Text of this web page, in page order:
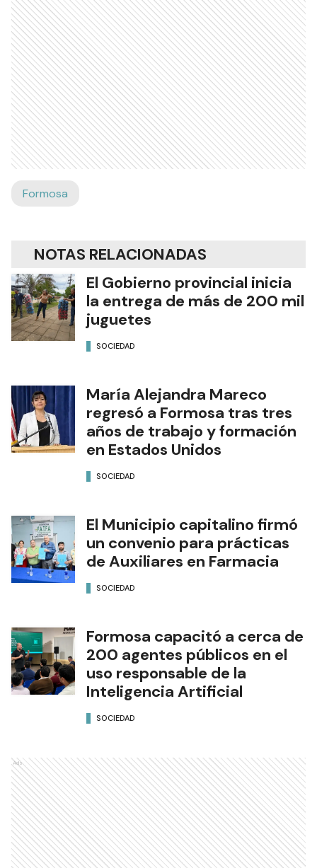
Formosa
NOTAS RELACIONADAS
El Gobierno provincial inicia
la entrega de más de 200 mil
juguetes
SOCIEDAD
María Alejandra Mareco
regresó a Formosa tras tres
años de trabajo y formación
en Estados Unidos
SOCIEDAD
El Municipio capitalino firmó
un convenio para prácticas
de Auxiliares en Farmacia
SOCIEDAD
Formosa capacitó a cerca de
200 agentes públicos en el
uso responsable de la
Inteligencia Artificial
SOCIEDAD
Ads